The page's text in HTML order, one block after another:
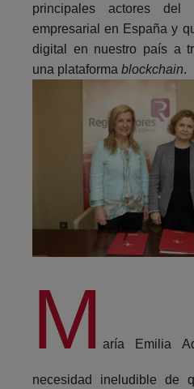
principales actores del
empresarial en España y
digital en nuestro país a
una plataforma blockchain.
M aría Emilia
necesidad ineludible de